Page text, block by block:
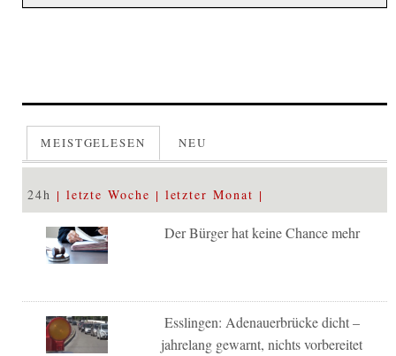
MEISTGELESEN NEU
24h letzte Woche letzter Monat
Der Bürger hat keine Chance mehr
Esslingen: Adenauerbrücke dicht –
jahrelang gewarnt, nichts vorbereitet